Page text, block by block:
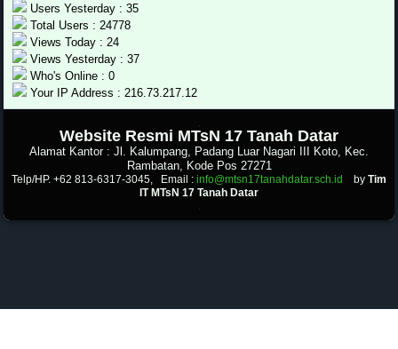
Users Yesterday : 35
Total Users : 24778
Views Today : 24
Views Yesterday : 37
Who's Online : 0
Your IP Address : 216.73.217.12
Website Resmi MTsN 17 Tanah Datar
Alamat Kantor : Jl. Kalumpang, Padang Luar Nagari III Koto, Kec.
Rambatan, Kode Pos 27271
Telp/HP. +62 813-6317-3045, Email : info@mtsn17tanahdatar.sch.id by Tim
IT MTsN 17 Tanah Datar
.